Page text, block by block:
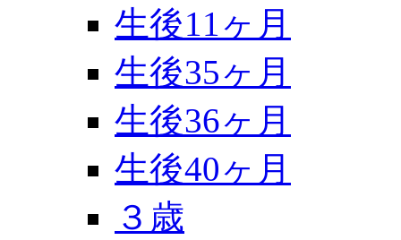
生後11ヶ月
生後35ヶ月
生後36ヶ月
生後40ヶ月
３歳